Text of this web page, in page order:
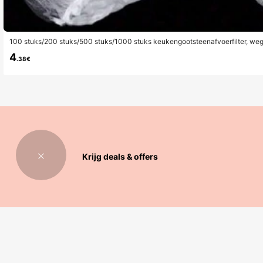
100 stuks/200 stuks/500 stuks/1000 stuks keukengootsteenafvoerfilter,
4.38€
Krijg deals & offers